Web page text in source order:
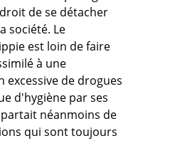
de se détacher
société. Le
est loin de faire
à une
excessive de drogues
d'hygiène par ses
néanmoins de
qui sont toujours